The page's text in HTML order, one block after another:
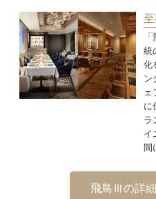
統
化
ン
に
ラ
イ
間
飛鳥Ⅲの詳